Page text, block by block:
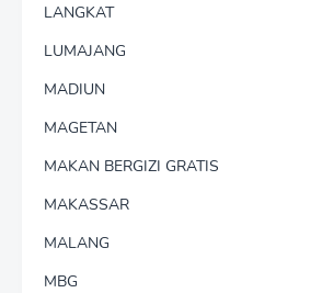
LANGKAT
LUMAJANG
MADIUN
MAGETAN
MAKAN BERGIZI GRATIS
MAKASSAR
MALANG
MBG